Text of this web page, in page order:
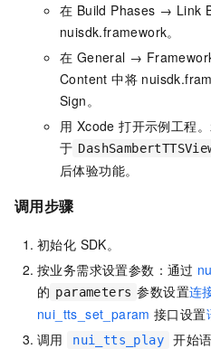
在 Build Phases → Link
nuisdk.framework。
在 General →
Content 中将
Sign。
用 Xcode 打开示例工程
于
后体验功能。
调用步骤
初始化 SDK。
按业务需求设置参数：通过
的 parameters 参数设置连
nui_tts_set_param 接口设置
调用
nui_tts_play
开始